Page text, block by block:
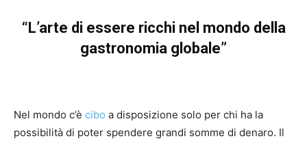
“L’arte di essere ricchi nel mondo della
gastronomia globale”
Nel mondo c’è cibo a disposizione solo per chi ha la
possibilità di poter spendere grandi somme di denaro. Il